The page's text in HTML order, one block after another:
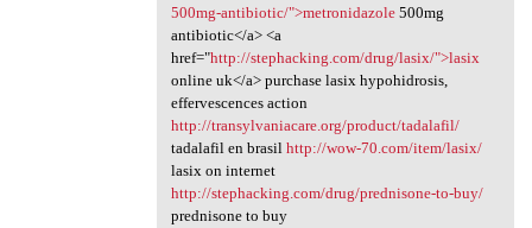
500mg-antibiotic/">metronidazole500mg
antibiotic</a> <a
href="http://stephacking.com/drug/lasix/">lasix
online uk</a> purchase lasix hypohidrosis,
effervescences action
http://transylvaniacare.org/product/tadalafil/
tadalafil en brasil http://wow-70.com/item/lasix/
lasix on internet
http://stephacking.com/drug/prednisone-to-buy/
prednisone to buy